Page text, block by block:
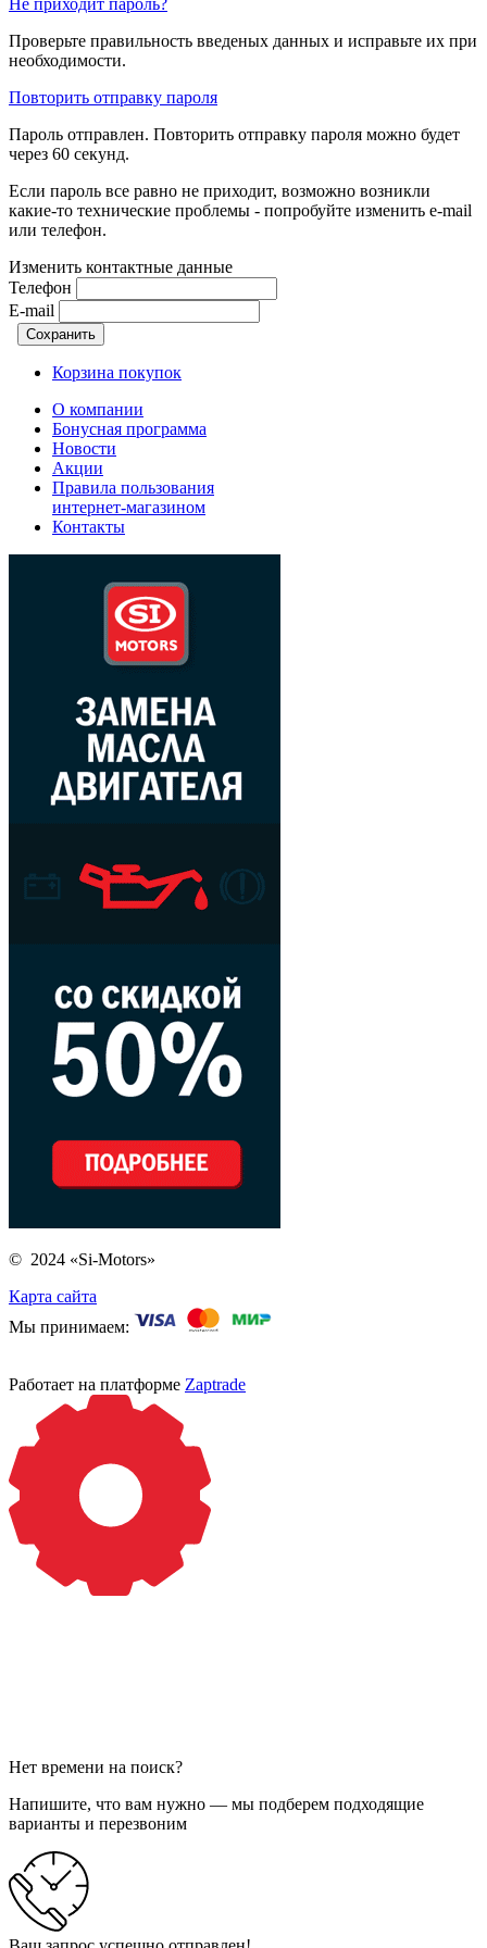
Проверьте правильность введеных данных и исправьте их при
необходимости.
Повторить отправку пароля
Пароль отправлен. Повторить отправку пароля можно будет
через 60 секунд.
Если пароль все равно не приходит, возможно возникли
какие-то технические проблемы - попробуйте изменить e-mail
или телефон.
Изменить контактные данные
Телефон
E-mail
Корзина покупок
О компании
Бонусная программа
Новости
Акции
Правила пользования
интернет-магазином
Контакты
© 2024 «Si-Motors»
Карта сайта
Мы принимаем:
Работает на платформе Zaptrade
Нет времени на поиск?
Напишите, что вам нужно — мы подберем подходящие
варианты и перезвоним